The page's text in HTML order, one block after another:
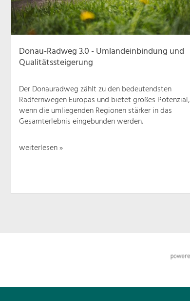
Donau-Radweg 3.0 - Umlandeinbindung und
Qualitätssteigerung
Der Donauradweg zählt zu den bedeutendsten
Radfernwegen Europas und bietet großes Potenzial,
wenn die umliegenden Regionen stärker in das
Gesamterlebnis eingebunden werden.
weiterlesen »